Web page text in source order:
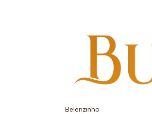
Belenzinho